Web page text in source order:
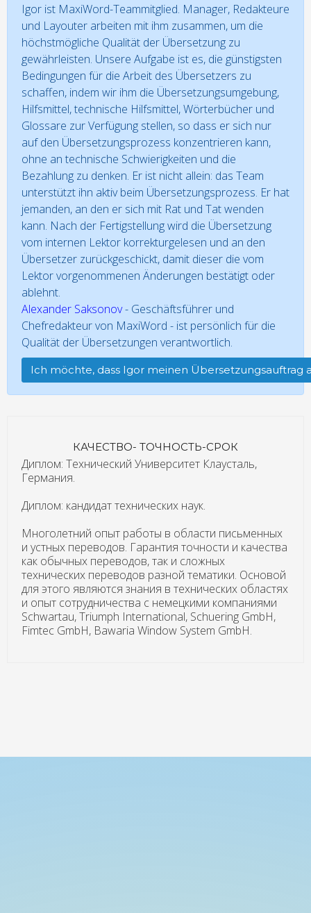
Igor ist MaxiWord-Teammitglied. Manager, Redakteure
und Layouter arbeiten mit ihm zusammen, um die
höchstmögliche Qualität der Übersetzung zu
gewährleisten. Unsere Aufgabe ist es, die günstigsten
Bedingungen für die Arbeit des Übersetzers zu
schaffen, indem wir ihm die Übersetzungsumgebung,
Hilfsmittel, technische Hilfsmittel, Wörterbücher und
Glossare zur Verfügung stellen, so dass er sich nur
auf den Übersetzungsprozess konzentrieren kann,
ohne an technische Schwierigkeiten und die
Bezahlung zu denken. Er ist nicht allein: das Team
unterstützt ihn aktiv beim Übersetzungsprozess. Er hat
jemanden, an den er sich mit Rat und Tat wenden
kann. Nach der Fertigstellung wird die Übersetzung
vom internen Lektor korrekturgelesen und an den
Übersetzer zurückgeschickt, damit dieser die vom
Lektor vorgenommenen Änderungen bestätigt oder
ablehnt.
Alexander Saksonov- Geschäftsführer und
Chefredakteur von MaxiWord - ist persönlich für die
Qualität der Übersetzungen verantwortlich.
Ich möchte, dass Igor meinen Übersetzungsauftrag
КАЧЕСТВО- ТОЧНОСТЬ-СРОК
Диплом: Технический Университет Клаусталь,
Германия.
Диплом: кандидат технических наук.
Многолетний опыт работы в области письменных
и устных переводов. Гарантия точности и качества
как обычных переводов, так и сложных
технических переводов разной тематики. Основой
для этого являются знания в технических областях
и опыт сотрудничества с немецкими компаниями
Schwartau, Triumph International, Schuering GmbH,
Fimtec GmbH, Bawaria Window System GmbH.